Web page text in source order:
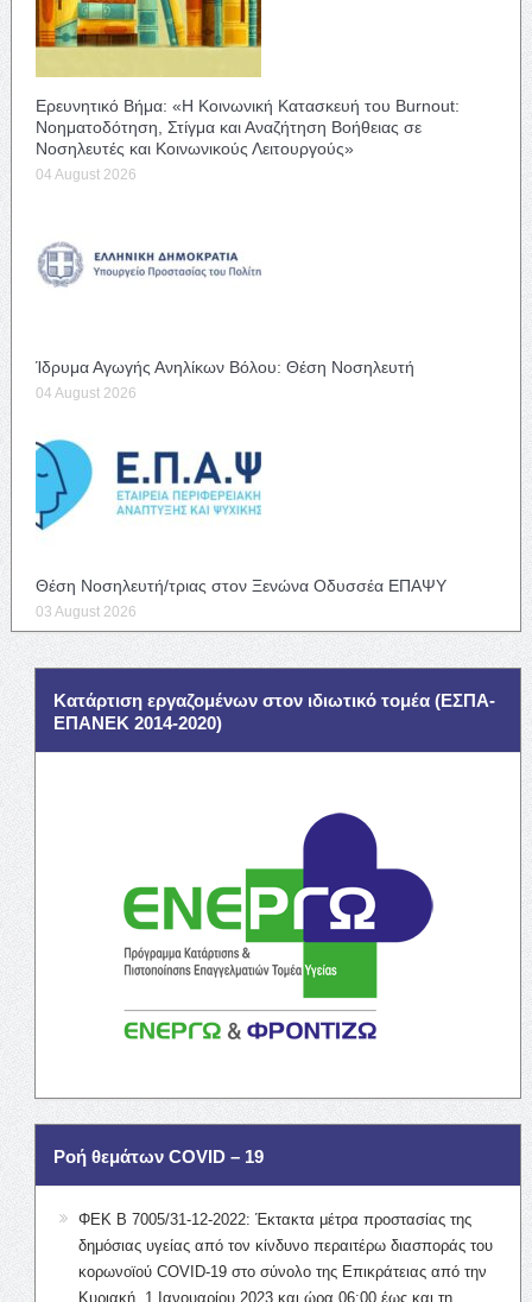
Ερευνητικό Βήμα: «Η Κοινωνική Κατασκευή του Burnout:
Νοηματοδότηση, Στίγμα και Αναζήτηση Βοήθειας σε
Νοσηλευτές και Κοινωνικούς Λειτουργούς»
04 August 2026
Ίδρυμα Αγωγής Ανηλίκων Βόλου: Θέση Νοσηλευτή
04 August 2026
Θέση Νοσηλευτή/τριας στον Ξενώνα Οδυσσέα ΕΠΑΨΥ
03 August 2026
Κατάρτιση εργαζομένων στον ιδιωτικό τομέα (ΕΣΠΑ-
ΕΠΑΝΕΚ 2014-2020)
Ροή θεμάτων COVID – 19
ΦΕΚ Β 7005/31-12-2022: Έκτακτα μέτρα προστασίας της
δημόσιας υγείας από τον κίνδυνο περαιτέρω διασποράς του
κορωνοϊού COVID-19 στο σύνολο της Επικράτειας από την
Κυριακή, 1 Ιανουαρίου 2023 και ώρα 06:00 έως και τη